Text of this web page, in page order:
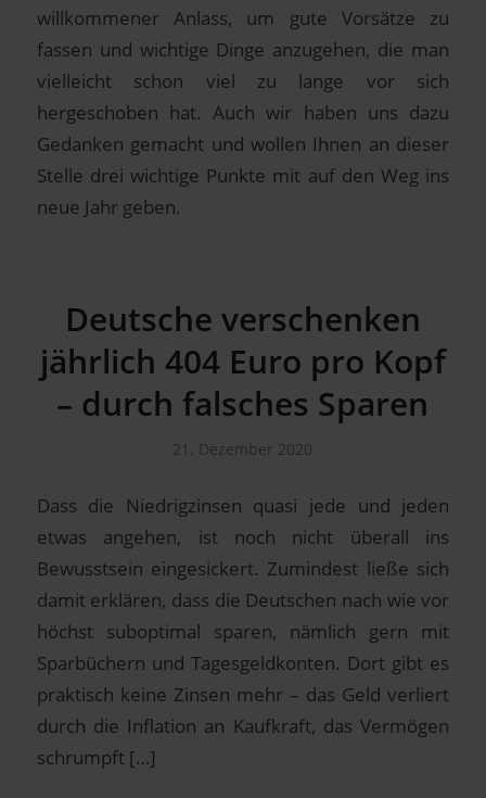
willkommener Anlass, um gute Vorsätze zu
fassen und wichtige Dinge anzugehen, die man
vielleicht schon viel zu lange vor sich
hergeschoben hat. Auch wir haben uns dazu
Gedanken gemacht und wollen Ihnen an dieser
Stelle drei wichtige Punkte mit auf den Weg ins
neue Jahr geben.
Deutsche verschenken
jährlich 404 Euro pro Kopf
– durch falsches Sparen
21. Dezember 2020
Dass die Niedrigzinsen quasi jede und jeden
etwas angehen, ist noch nicht überall ins
Bewusstsein eingesickert. Zumindest ließe sich
damit erklären, dass die Deutschen nach wie vor
höchst suboptimal sparen, nämlich gern mit
Sparbüchern und Tagesgeldkonten. Dort gibt es
praktisch keine Zinsen mehr – das Geld verliert
durch die Inflation an Kaufkraft, das Vermögen
schrumpft […]